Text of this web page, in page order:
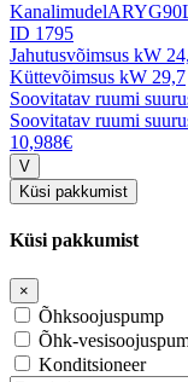
Kanalimudel
ID 1795
Jahutusvõimsus kW
Küttevõimsus kW 29,7
Soovitatav ruumi
Soovitatav ruumi
10,988€
Küsi pakkumist
Küsi pakkumist
×
Õhksoojuspump
Õhk-
Konditsioneer